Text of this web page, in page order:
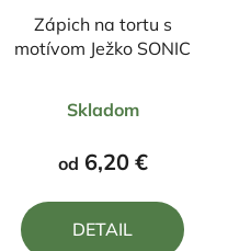
Zápich na tortu s
motívom Ježko SONIC
hodnotenie
produktu
5,0
z
Skladom
od 6,20 €
DETAIL